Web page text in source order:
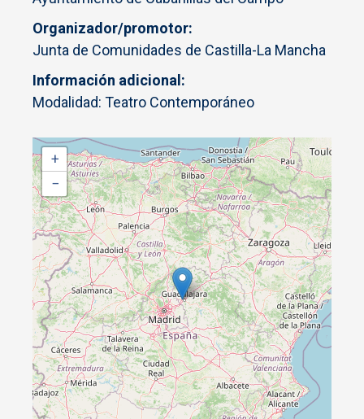
Organizador/promotor
Junta de Comunidades de Castilla-La Mancha
Información adicional
Modalidad: Teatro Contemporáneo
+
−